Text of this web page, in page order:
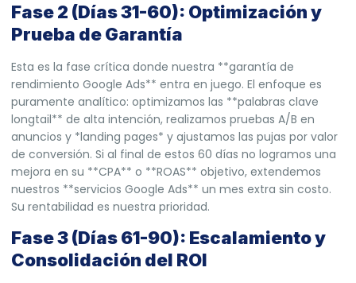
Fase 2 (Días 31-60): Optimización y
Prueba de Garantía
Esta es la fase crítica donde nuestra **garantía de
rendimiento Google Ads** entra en juego. El enfoque es
puramente analítico: optimizamos las **palabras clave
longtail** de alta intención, realizamos pruebas A/B en
anuncios y *landing pages* y ajustamos las pujas por valor
de conversión. Si al final de estos 60 días no logramos una
mejora en su **CPA** o **ROAS** objetivo, extendemos
nuestros **servicios Google Ads** un mes extra sin costo.
Su rentabilidad es nuestra prioridad.
Fase 3 (Días 61-90): Escalamiento y
Consolidación del ROI